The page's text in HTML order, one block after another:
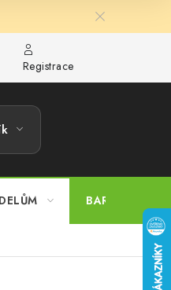
(B2B)
Registrace
BARVY A